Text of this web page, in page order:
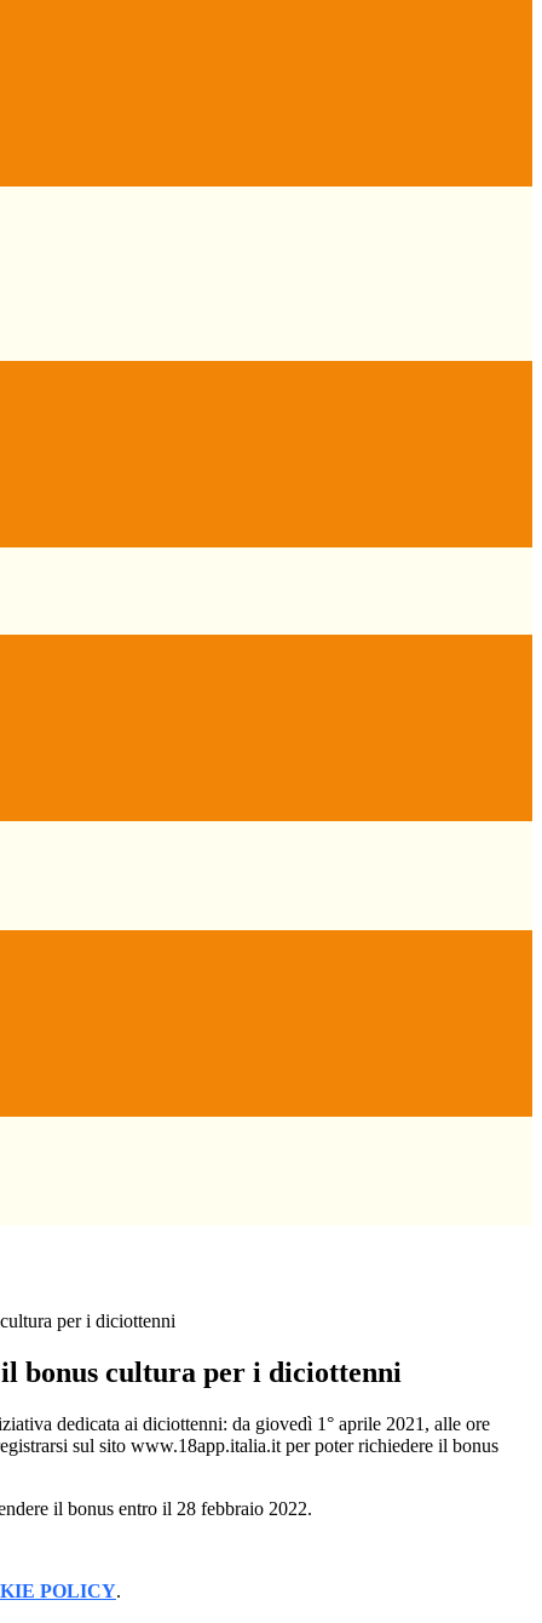
per i diciottenni
bonus cultura per i diciottenni
dedicata ai diciottenni: da giovedì 1° aprile 2021, alle ore
sul sito www.18app.italia.it per poter richiedere il bonus
il bonus entro il 28 febbraio 2022.
POLICY.